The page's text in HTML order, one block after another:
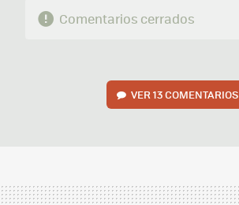
Comentarios cerrados
VER13 COMENTARIOS